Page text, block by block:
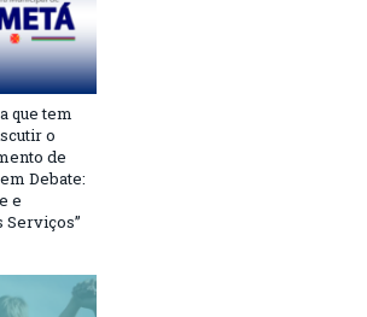
que tem
o
de
Debate:
e
Serviços”